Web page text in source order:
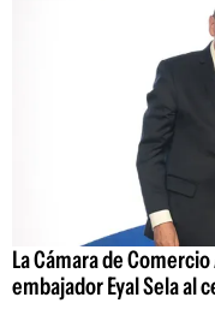
La Cámara de
embajador Eyal Sela al